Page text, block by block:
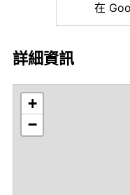
在
詳細資訊
+
−